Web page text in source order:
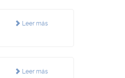
Leer más
Leer más